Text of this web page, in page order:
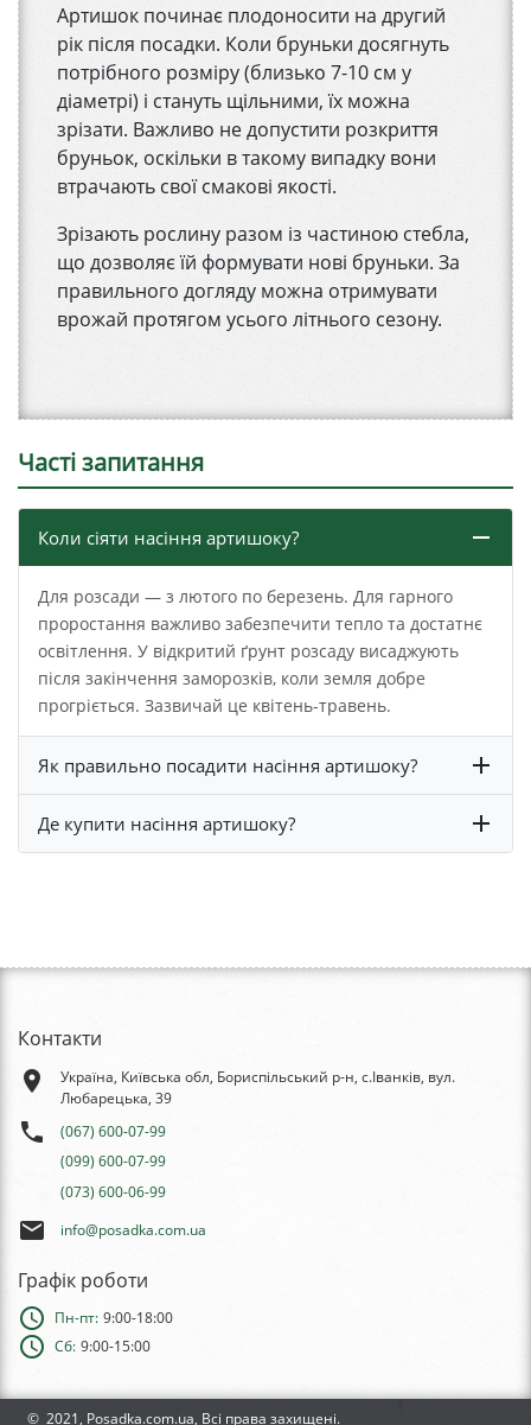
Артишок починає плодоносити на другий
рік після посадки. Коли бруньки досягнуть
потрібного розміру (близько 7-10 см у
діаметрі) і стануть щільними, їх можна
зрізати. Важливо не допустити розкриття
бруньок, оскільки в такому випадку вони
втрачають свої смакові якості.
Зрізають рослину разом із частиною стебла,
що дозволяє їй формувати нові бруньки. За
правильного догляду можна отримувати
врожай протягом усього літнього сезону.
Часті запитання
Коли сіяти насіння артишоку?
Для розсади — з лютого по березень. Для гарного
проростання важливо забезпечити тепло та достатнє
освітлення. У відкритий ґрунт розсаду висаджують
після закінчення заморозків, коли земля добре
прогріється. Зазвичай це квітень-травень.
Як правильно посадити насіння артишоку?
Де купити насіння артишоку?
Контакти
place
Україна, Київська обл, Бориспільський р-н, с.Іванків, вул.
Любарецька, 39
phone
(067) 600-07-99
(099) 600-07-99
(073) 600-06-99
email info@posadka.com.ua
Графік роботи
schedule Пн-пт: 9:00-18:00
schedule Сб: 9:00-15:00
© 2021, Posadka.com.ua, Всі права захищені.